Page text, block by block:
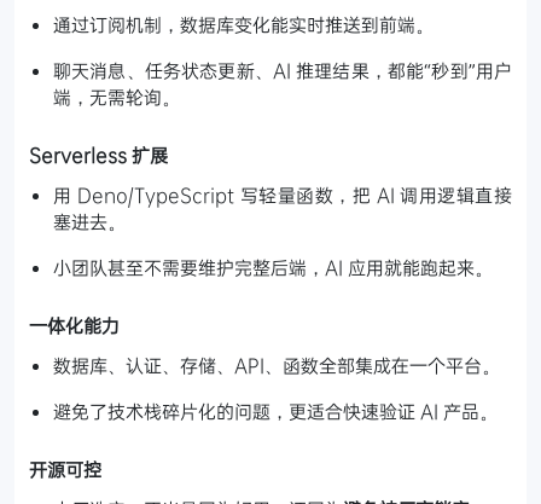
通过订阅机制，数据库变化能实时推送到前端。
聊天消息、任务状态更新、AI 推理结果，都能“秒到”用户
端，无需轮询。
Serverless 扩展
用 Deno/TypeScript 写轻量函数，把 AI 调用逻辑直接
塞进去。
小团队甚至不需要维护完整后端，AI 应用就能跑起来。
一体化能力
数据库、认证、存储、API、函数全部集成在一个平台。
避免了技术栈碎片化的问题，更适合快速验证 AI 产品。
开源可控